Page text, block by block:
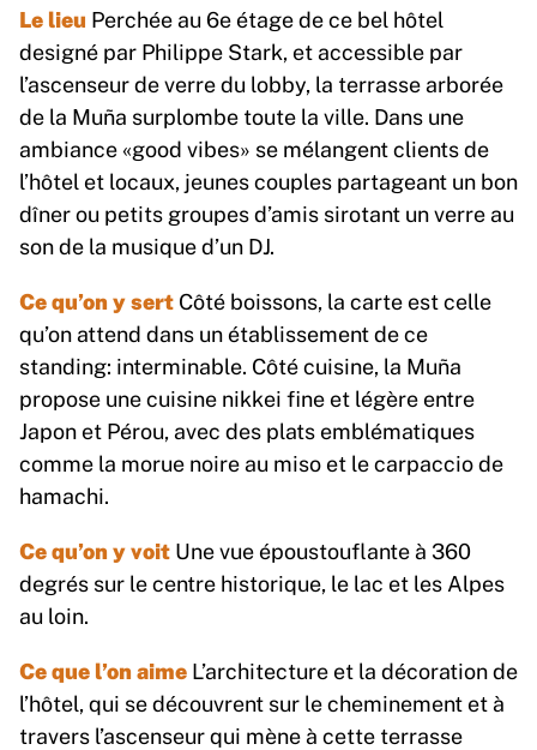
Le lieu Perchée au 6e étage de ce bel hôtel
designé par Philippe Stark, et accessible par
l’ascenseur de verre du lobby, la terrasse arborée
de la Muña surplombe toute la ville. Dans une
ambiance «good vibes» se mélangent clients de
l’hôtel et locaux, jeunes couples partageant un bon
dîner ou petits groupes d’amis sirotant un verre au
son de la musique d’un DJ.
Ce qu’on y sert Côté boissons, la carte est celle
qu’on attend dans un établissement de ce
standing: interminable. Côté cuisine, la Muña
propose une cuisine nikkei fine et légère entre
Japon et Pérou, avec des plats emblématiques
comme la morue noire au miso et le carpaccio de
hamachi.
Ce qu’on y voit Une vue époustouflante à 360
degrés sur le centre historique, le lac et les Alpes
au loin.
Ce que l’on aime L’architecture et la décoration de
l’hôtel, qui se découvrent sur le cheminement et à
travers l’ascenseur qui mène à cette terrasse